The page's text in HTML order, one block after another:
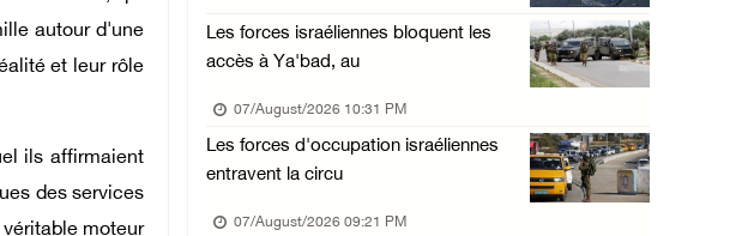
autour d'une
et leur rôle
ils affirmaient
des services
moteur
L’armée israélienne installe un barrage mili ...
07/August/2026 09:18 AM
Nouvelles incursions à Bethléem et Tubas : d ...
07/August/2026 09:03 AM
Jérusalem : l'armée israélienne se retire du ...
Les forces israéliennes bloquent les
accès à Ya'bad, au
07/August/2026 10:31 PM
Les forces d'occupation israéliennes
entravent la circu
07/August/2026 09:21 PM